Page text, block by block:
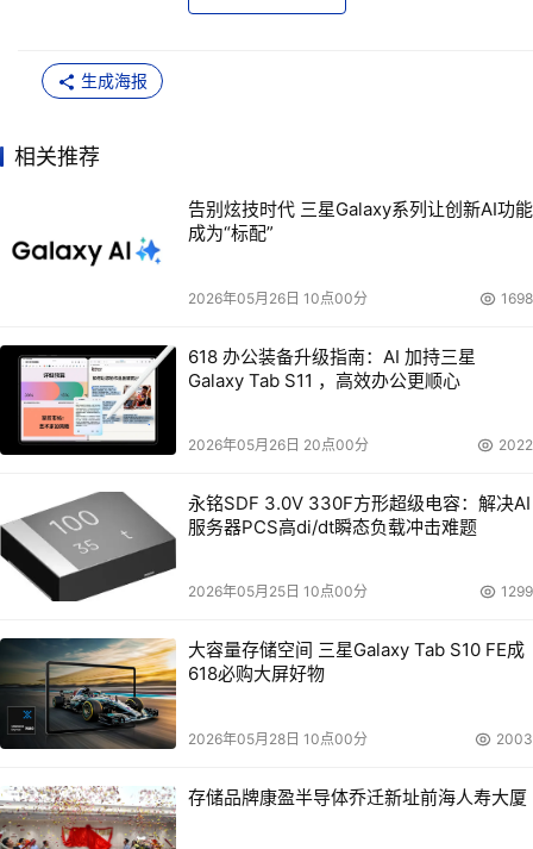
生成海报
相关推荐
告别炫技时代 三星Galaxy系列让创新AI功能
成为“标配”
2026年05月26日 10点00分 1698
618 办公装备升级指南：AI 加持三星
Galaxy Tab S11 ，高效办公更顺心
2026年05月26日 20点00分 2022
永铭SDF 3.0V 330F方形超级电容：解决AI
服务器PCS高di/dt瞬态负载冲击难题
2026年05月25日 10点00分 1299
大容量存储空间 三星Galaxy Tab S10 FE成
618必购大屏好物
2026年05月28日 10点00分 2003
存储品牌康盈半导体乔迁新址前海人寿大厦